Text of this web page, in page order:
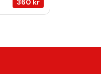
360 kr